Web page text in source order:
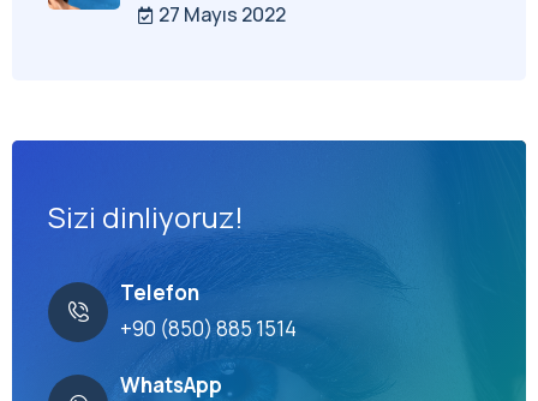
27 Mayıs 2022
Sizi dinliyoruz!
Telefon
+90 (850) 885 1514
WhatsApp